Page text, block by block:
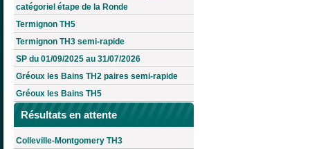
catégoriel étape de la Ronde
Termignon TH5
Termignon TH3 semi-rapide
SP du 01/09/2025 au 31/07/2026
Gréoux les Bains TH2 paires semi-rapide
Gréoux les Bains TH5
Résultats en attente
Colleville-Montgomery TH3